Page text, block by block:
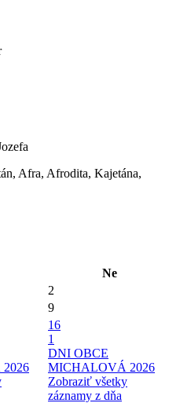
Afra, Afrodita, Kajetána,
Ne
2
9
16
1
DNI OBCE
MICHALOVÁ 2026
Zobraziť všetky
záznamy z dňa